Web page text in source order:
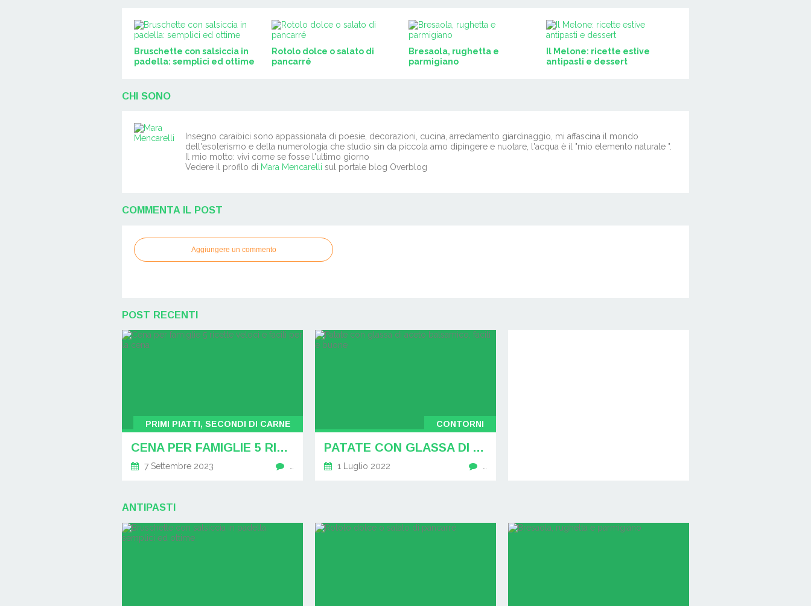
Bruschette con salsiccia in
padella: semplici ed ottime
Rotolo dolce o salato di
pancarré
Bresaola, rughetta e
parmigiano
Il Melone: ricette estive
antipasti e dessert
CHI SONO
Insegno caraibici sono appassionata di poesie, decorazioni, cucina, arredamento giardinaggio, mi affascina il mondo
dell'esoterismo e della numerologia che studio sin da piccola amo dipingere e nuotare, l'acqua è il "mio elemento naturale ".
Il mio motto: vivi come se fosse l'ultimo giorno
Vedere il profilo di Mara Mencarelli sul portale blog Overblog
COMMENTA IL POST
Aggiungere un commento
POST RECENTI
PRIMI PIATTI, SECONDI DI CARNE
CENA PER FAMIGLIE 5 RICETTE VELOCI E FACILI PER LA CENA
7 Settembre 2023
CONTORNI
PATATE CON GLASSA DI ACETO BALSAMICO, FACILI E BUONE
1 Luglio 2022
ANTIPASTI